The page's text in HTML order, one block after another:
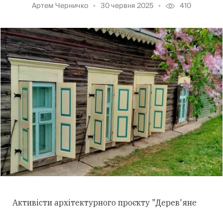
Артем Черничко 30 червня 2025 410
Активісти архітектурного проєкту "Дерев'яне